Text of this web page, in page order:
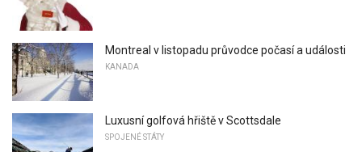
Montreal v listopadu průvodce počasí a události
KANADA
Luxusní golfová hřiště v Scottsdale
SPOJENÉ STÁTY